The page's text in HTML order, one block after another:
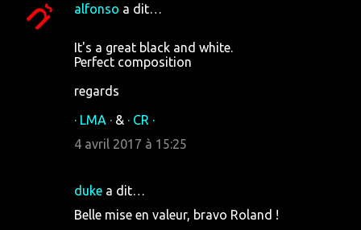
alfonso a dit…
It's a great black and white.
Perfect composition
regards
· LMA · & · CR ·
4 avril 2017 à 15:25
duke a dit…
Belle mise en valeur, bravo Roland !